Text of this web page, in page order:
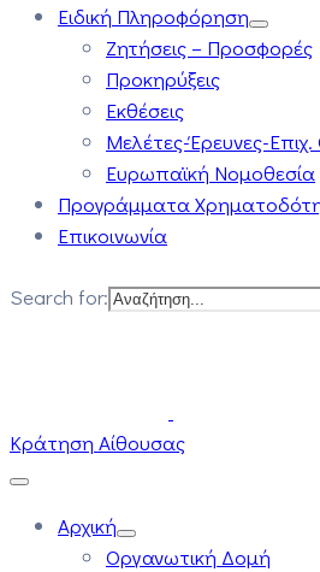
Ειδική Πληροφόρηση
Ζητήσεις – Προσφορές
Προκηρύξεις
Εκθέσεις
Μελέτες-Έρευνες-Επιχ.
Ευρωπαϊκή Νομοθεσία
Προγράμματα
Επικοινωνία
Search for:
Κράτηση Αίθουσας
Αρχική
Οργανωτική Δομή